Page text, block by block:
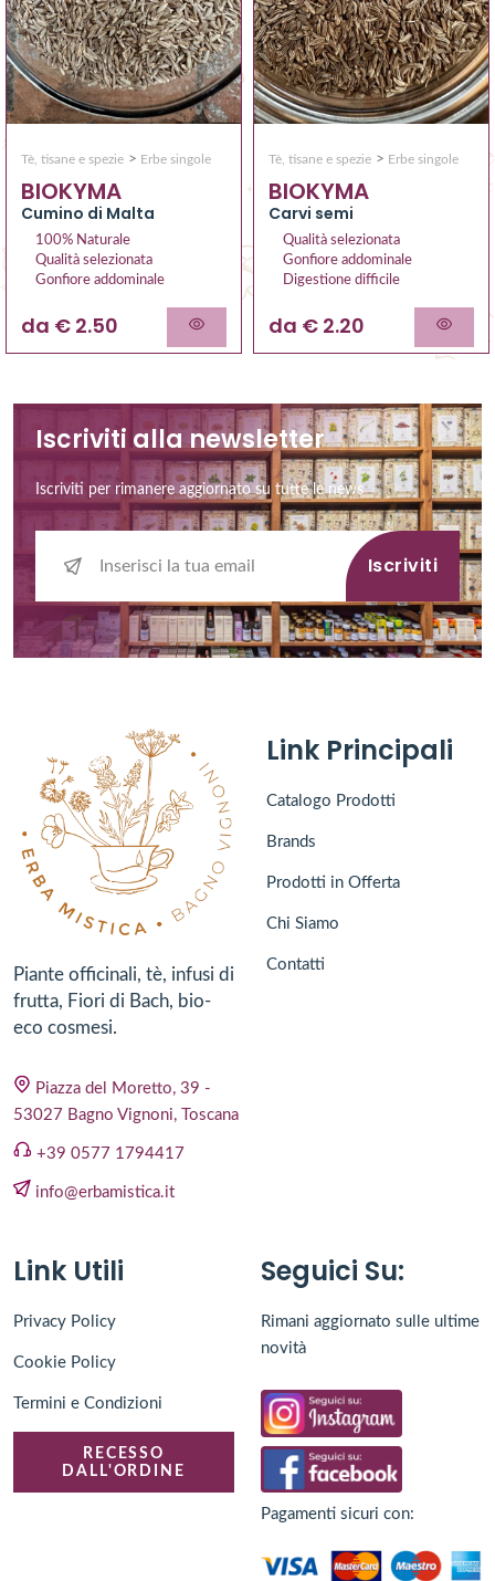
Tè, tisane e spezie > Erbe singole
BIOKYMA
Cumino di Malta
100% Naturale
Qualità selezionata
Gonfiore addominale
da € 2.50
Tè, tisane e spezie > Erbe singole
BIOKYMA
Carvi semi
Qualità selezionata
Gonfiore addominale
Digestione difficile
da € 2.20
Iscriviti alla newsletter
Iscriviti per rimanere aggiornato su tutte le news
Iscriviti
Piante officinali, tè, infusi di
frutta, Fiori di Bach, bio-
eco cosmesi.
Piazza del Moretto, 39 -
53027 Bagno Vignoni, Toscana
+39 0577 1794417
info@erbamistica.it
Link Principali
Catalogo Prodotti
Brands
Prodotti in Offerta
Chi Siamo
Contatti
Link Utili
Privacy Policy
Cookie Policy
Termini e Condizioni
RECESSO
DALL'ORDINE
Seguici Su:
Rimani aggiornato sulle ultime
novità
Pagamenti sicuri con: